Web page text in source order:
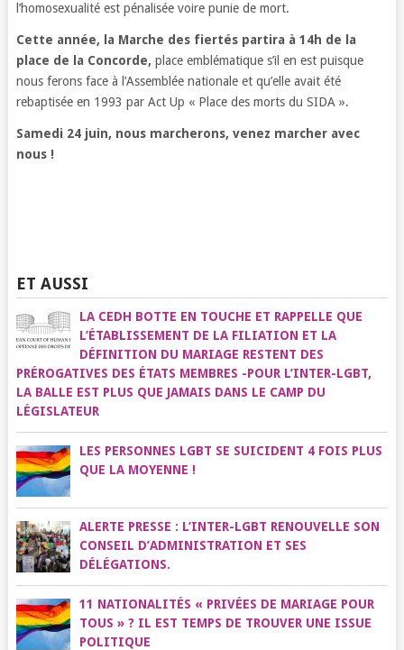
l’homosexualité est pénalisée voire punie de mort.
Cette année, la Marche des fiertés partira à 14h de la
place de la Concorde, place emblématique s’il en est puisque
nous ferons face à l’Assemblée nationale et qu’elle avait été
rebaptisée en 1993 par Act Up « Place des morts du SIDA ».
Samedi 24 juin, nous marcherons, venez marcher avec
nous !
ET AUSSI
LA CEDH BOTTE EN TOUCHE ET RAPPELLE QUE
L’ÉTABLISSEMENT DE LA FILIATION ET LA
DÉFINITION DU MARIAGE RESTENT DES
PRÉROGATIVES DES ÉTATS MEMBRES -POUR L’INTER-LGBT,
LA BALLE EST PLUS QUE JAMAIS DANS LE CAMP DU
LÉGISLATEUR
LES PERSONNES LGBT SE SUICIDENT 4 FOIS PLUS
QUE LA MOYENNE !
ALERTE PRESSE : L’INTER-LGBT RENOUVELLE SON
CONSEIL D’ADMINISTRATION ET SES
DÉLÉGATIONS.
11 NATIONALITÉS « PRIVÉES DE MARIAGE POUR
TOUS » ? IL EST TEMPS DE TROUVER UNE ISSUE
POLITIQUE